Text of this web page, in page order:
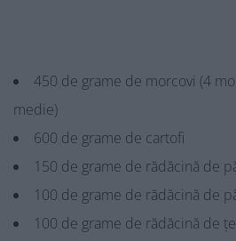
450 de grame de morcovi (4
medie)
600 de grame de cartofi
150 de grame de rădăcină de
100 de grame de rădăcină de
100 de grame de rădăcină de